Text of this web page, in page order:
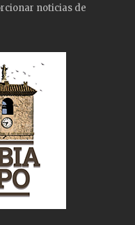
noticias de